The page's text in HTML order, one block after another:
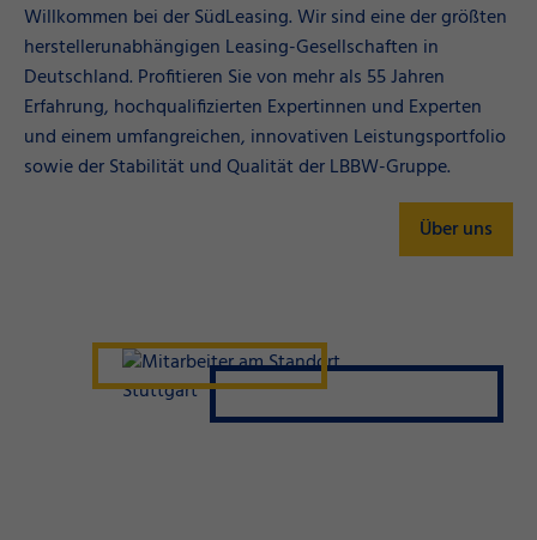
Willkommen bei der SüdLeasing. Wir sind eine der größten
herstellerunabhängigen Leasing-Gesellschaften in
Deutschland. Profitieren Sie von mehr als 55 Jahren
Erfahrung, hochqualifizierten Expertinnen und Experten
und einem umfangreichen, innovativen Leistungsportfolio
sowie der Stabilität und Qualität der LBBW-Gruppe.
Über uns